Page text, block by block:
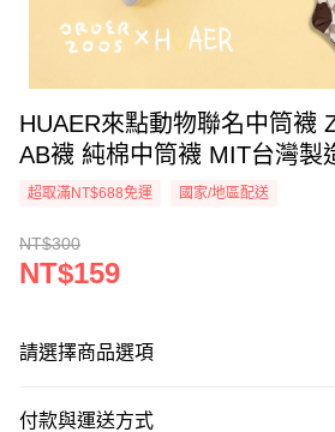
HUAER來點動物聯名中筒襪
AB襪 純棉中筒襪 MIT台灣製
超取滿NT$688免運 國家/地區配送
NT$300
NT$159
請選擇商品選項
付款與運送方式